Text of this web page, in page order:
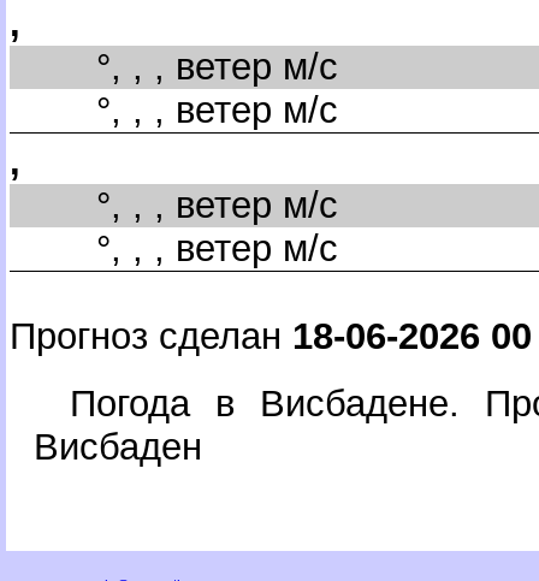
,
°, , , ветер м/с
°, , , ветер м/с
,
°, , , ветер м/с
°, , , ветер м/с
Прогноз сделан 18-06-2026
Погода в Висбадене.
исбаден